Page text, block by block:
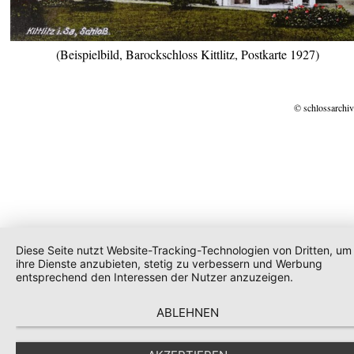
(Beispielbild, Barockschloss Kittlitz, Postkarte 1927)
©
Diese Seite nutzt Website-Tracking-Technologien von Dritten, um
ihre Dienste anzubieten, stetig zu verbessern und Werbung
entsprechend den Interessen der Nutzer anzuzeigen.
ABLEHNEN